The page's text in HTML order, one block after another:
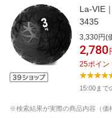
La-VIE
3435
3,330円(
2,780
25ポイン
15:00まで
※検索結果が実際の商品内容（価